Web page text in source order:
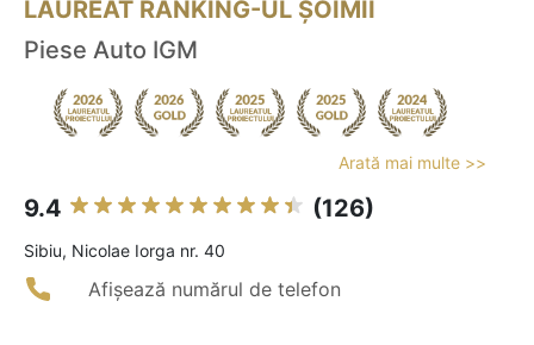
LAUREAT RANKING-UL ȘOIMII
Piese Auto IGM
Arată mai multe >>
9.4 (126)
Sibiu, Nicolae Iorga nr. 40
Afișează numărul de telefon